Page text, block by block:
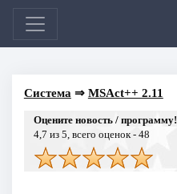
Система ⇒ MSAct++ 2.11
Оцените новость / программу!
4,7 из 5, всего оценок - 48